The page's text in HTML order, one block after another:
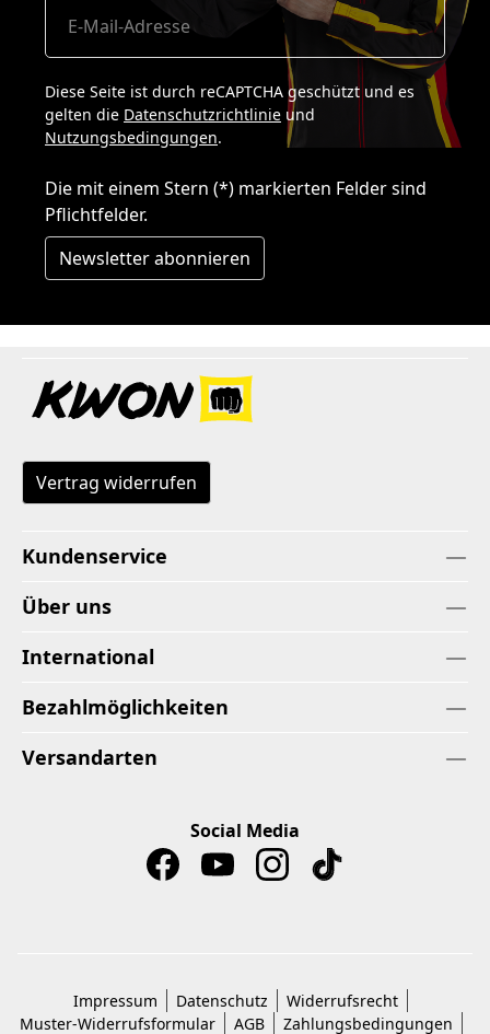
Diese Seite ist durch reCAPTCHA geschützt und es
gelten die Datenschutzrichtlinie und
Nutzungsbedingungen.
Die mit einem Stern (*) markierten Felder sind
Pflichtfelder.
Newsletter abonnieren
Vertrag widerrufen
Kundenservice
Über uns
International
Bezahlmöglichkeiten
Versandarten
Social Media
Impressum Datenschutz
Widerrufsrecht
Muster-Widerrufsformular
AGB Zahlungsbedingungen